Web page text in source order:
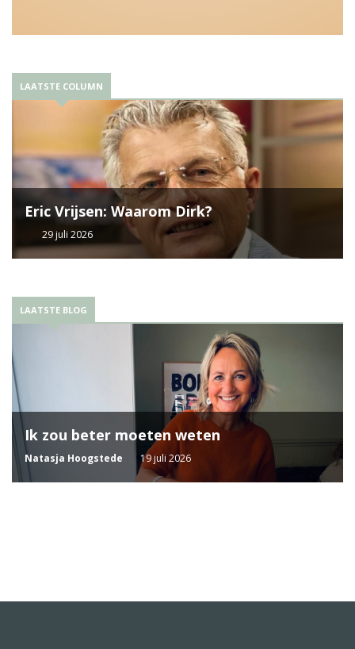
LAATSTE COLUMN
Eric Vrijsen: Waarom Dirk?
29 juli 2026
LAATSTE BLOG
Ik zou beter moeten weten
Natasja Hoogstede 19 juli 2026